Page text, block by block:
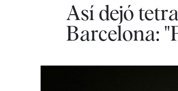
Así dejó
Barcelona: